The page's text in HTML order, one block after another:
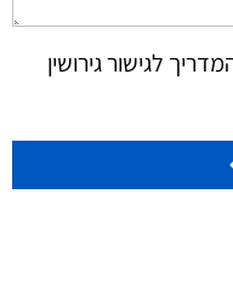
לגישור גירושין